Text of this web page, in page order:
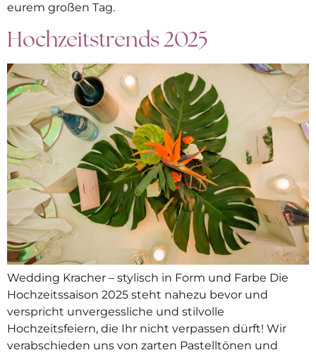
eurem großen Tag.
Hochzeitstrends 2025
Wedding Kracher – stylisch in Form und Farbe Die
Hochzeitssaison 2025 steht nahezu bevor und
verspricht unvergessliche und stilvolle
Hochzeitsfeiern, die Ihr nicht verpassen dürft! Wir
verabschieden uns von zarten Pastelltönen und